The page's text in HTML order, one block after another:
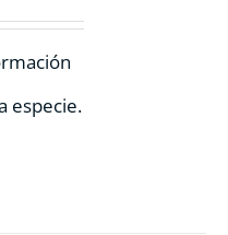
especie.